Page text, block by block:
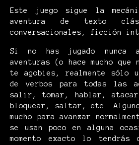
Este juego sigue la
aventura de texto
conversacionales, ficción
Si no has jugado nunca
aventuras (o hace mucho
te agobies, realmente sólo
de verbos para todas las
salir, tomar, hablar,
bloquear, saltar, etc.
mucho para avanzar
se usan poco en alguna
momento exacto lo